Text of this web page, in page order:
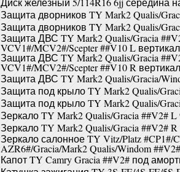
Защита дворников TY Mark2 Qualis/
Защита дворников TY Mark2 Qualis/
Защита ДВС TY Mark2 Qualis/Gracia
VCV1#/MCV2#/Scepter ##V10 L
Защита ДВС TY Mark2 Qualis/Gracia
VCV1#/MCV2#/Scepter ##V10 R
Защита ДВС TY Mark2 Qualis/Gracia/
Защита под крыло TY Mark2 Qualis/
Защита под крыло TY Mark2 Qualis/
Зеркало TY Mark2 Qualis/Gracia ##V2# L
Зеркало TY Mark2 Qualis/Gracia ##V2#
Зеркало салонное TY Vitz/Platz #CP1#/
AZR6#/Gracia/Mark2 Qualis/Windom
Капот TY Camry Gracia ##V2# под